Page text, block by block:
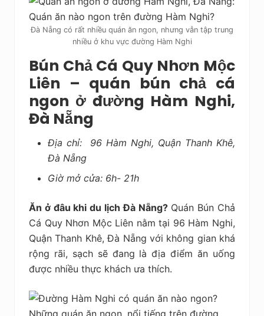
Đà Nẵng có rất nhiều quán ăn ngon, nhưng vẫn tập trung
nhiều ở khu vực đường Hàm Nghi
Bún Chả Cá Quy Nhơn Mộc
Liên – quán bún chả cá
ngon ở đường Hàm Nghi,
Đà Nẵng
Địa chỉ: 96 Hàm Nghi, Quận Thanh Khê,
Đà Nẵng
Giờ mở cửa: 6h- 21h
Ăn ở đâu khi du lịch Đà Nẵng?Quán Bún Chả
Cá Quy Nhơn Mộc Liên nằm tại 96 Hàm Nghi,
Quận Thanh Khê, Đà Nẵng với không gian khá
rộng rãi, sạch sẽ đang là địa điểm ăn uống
được nhiều thực khách ưa thích.